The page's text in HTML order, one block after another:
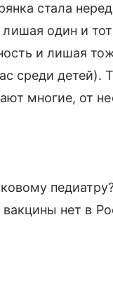
стала
один и
и лишая
среди детей).
многие, от
вакцины нет в